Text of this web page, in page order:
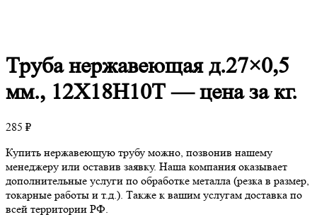
Трубанержавеющая д.27×0,5
мм., 12Х18Н10Т — цена за кг.
285 ₽
Купить нержавеющую трубу можно, позвонив нашему
менеджеру или оставив заявку. Наша компания оказывает
дополнительные услуги по обработке металла (резка в размер,
токарные работы и т.д.). Также к вашим услугам доставка по
всей территории РФ.